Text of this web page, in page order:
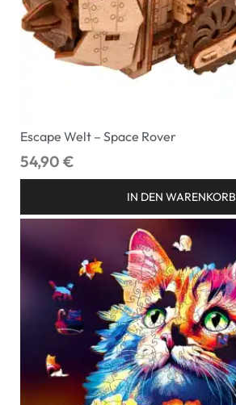
Escape Welt – Space Rover
54,90 €
IN DEN WARENKORB